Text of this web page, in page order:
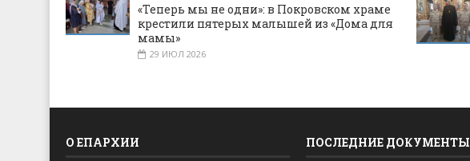
«Теперь мы не одни»: в Покровском храме
крестили пятерых малышей из «Дома для
мамы»
29 ИЮЛ 2026
О ЕПАРХИИ
ПОСЛЕДНИЕ ДОКУМЕНТЫ